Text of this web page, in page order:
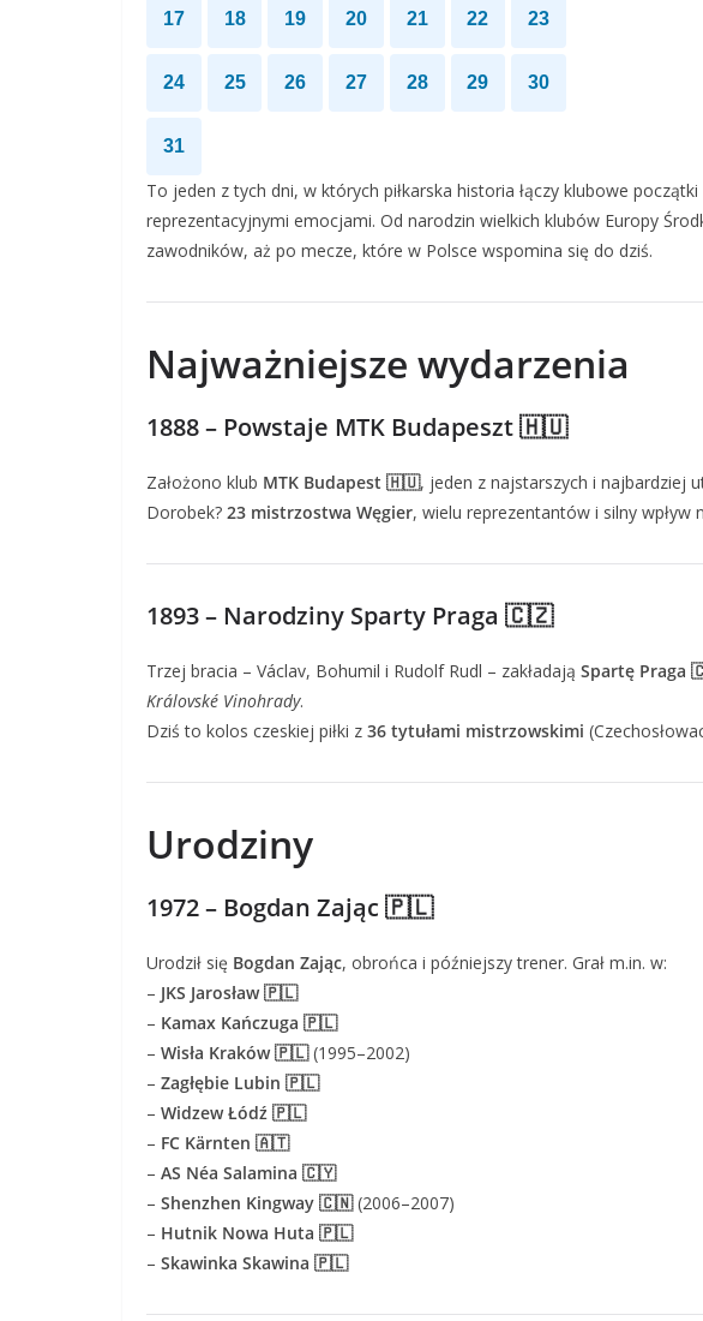
17 18 19 20 21 22 23
24 25 26 27 28 29 30
31
To jeden z tych dni, w których piłkarska historia łączy klubowe
reprezentacyjnymi emocjami. Od narodzin wielkich klubów Europy
zawodników, aż po mecze, które w Polsce wspomina się do dziś.
Najważniejsze wydarzenia
1888 – Powstaje MTK Budapeszt 🇭🇺
Założono klub MTK Budapest 🇭🇺, jeden z najstarszych i najbardziej
Dorobek? 23 mistrzostwa Węgier, wielu reprezentantów i silny
1893 – Narodziny Sparty Praga 🇨🇿
Trzej bracia – Václav, Bohumil i Rudolf Rudl – zakładają Spartę Praga
Královské Vinohrady.
Dziś to kolos czeskiej piłki z 36 tytułami mistrzowskimi
Urodziny
1972 – Bogdan Zając 🇵🇱
Urodził się Bogdan Zając, obrońca i późniejszy trener. Grał m.in. w:
– JKS Jarosław 🇵🇱
– Kamax Kańczuga 🇵🇱
– Wisła Kraków 🇵🇱(1995–2002)
– Zagłębie Lubin 🇵🇱
– Widzew Łódź 🇵🇱
– FC Kärnten 🇦🇹
– AS Néa Salamina 🇨🇾
– Shenzhen Kingway 🇨🇳(2006–2007)
– Hutnik Nowa Huta 🇵🇱
– Skawinka Skawina 🇵🇱